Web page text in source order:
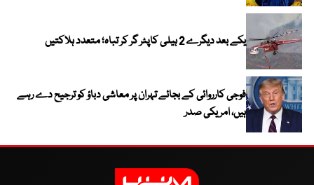
یکے بعد دیگرے 2 ہیلی کاپٹر گر کر تباہ؛ متعدد ہلاکتیں
فوجی کارروائی کے بجائے تہران پر معاشی دباؤ کو ترجیح دے رہے
ہیں، امریکی صدر